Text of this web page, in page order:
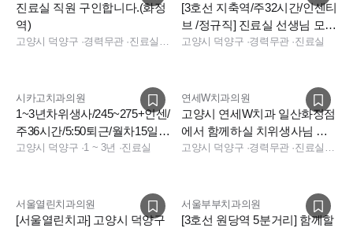
진료실 직원 구인합니다.(화정
역)
고양시 덕양구 ·경력무관· 진료실, 진료실
[3호선 지축역/주32시간/인센티
브 /정규직] 진료실 선생님 모십
니다. [주4일도 가능]
고양시 덕양구 ·경력무관·진료실
시카고치과의원
1~3년차위생사/245~275+인센/
주36시간/5:50퇴근/월차15일로
모십니다.
고양시 덕양구 ·1 ~ 3년 ·진료실
연세W치과의원
고양시 연세W치과 일산화정점
에서 함께하실 치위생사님 모
십니다.(아르바이트환영)
고양시 덕양구 ·경력무관· 진료실, 진료실
서울열린치과의원
[서울열린치과] 고양시 덕양구
서울부부치과의원
[3호선 원당역 5분거리] 함께할